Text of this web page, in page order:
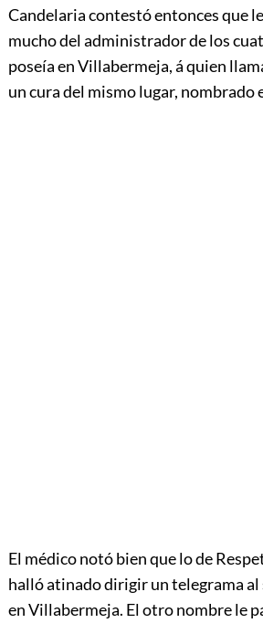
Candelaria contestó entonces que
mucho del administrador de los
poseía en Villabermeja, á quien
un cura del mismo lugar, nombrado
El médico notó bien que lo de
halló atinado dirigir un telegrama al
en Villabermeja. El otro nombre le